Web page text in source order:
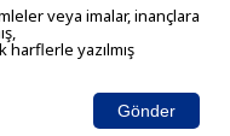
veya imalar, inançlara
yazılmış
Gönder